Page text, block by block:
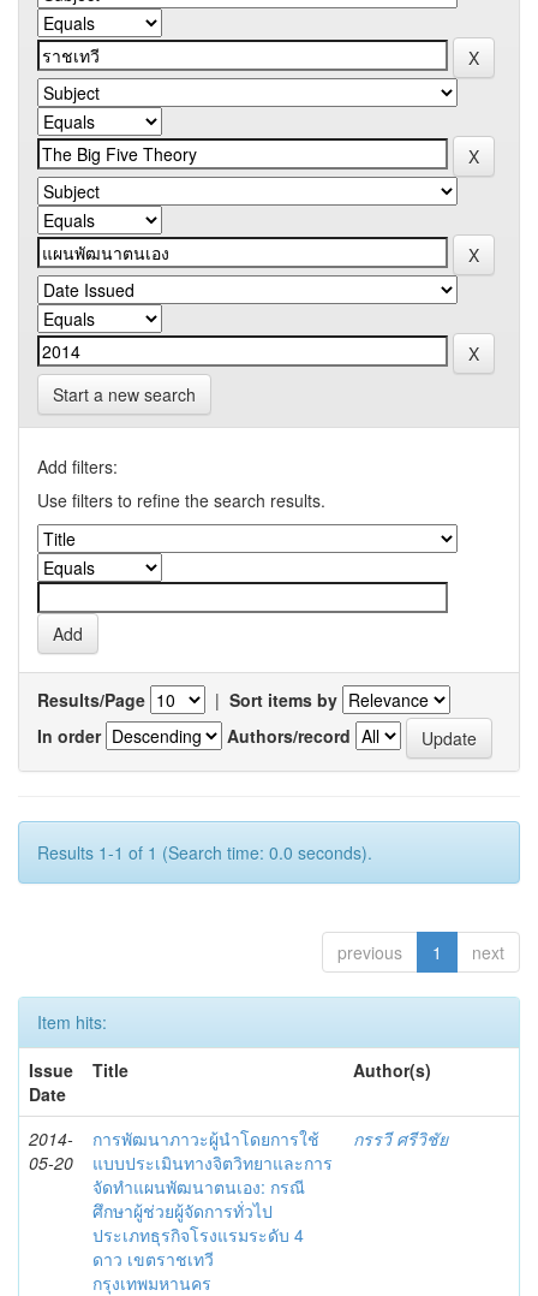
Start a new search
Add filters:
Use filters to refine the search results.
Results/Page | Sort items by
In order
Authors/record
Results 1-1 of 1 (Search time: 0.0 seconds).
previous 1 next
Item hits:
Issue
Date
Title Author(s)
2014-
05-20
การพัฒนาภาวะผู้นำโดยการใช้
แบบประเมินทางจิตวิทยาและการ
จัดทำแผนพัฒนาตนเอง: กรณี
ศึกษาผู้ช่วยผู้จัดการทั่วไป
ประเภทธุรกิจโรงแรมระดับ 4
ดาว เขตราชเทวี
กรุงเทพมหานคร
กรรวี ศรีวิชัย